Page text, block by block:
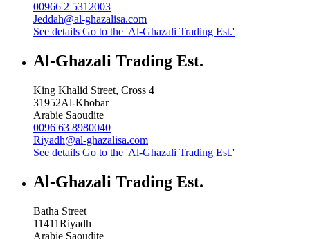
00966 2 5312003
Jeddah@al-ghazalisa.com
See details Go to the 'Al-Ghazali Trading Est.'
Al-Ghazali Trading Est.
King Khalid Street, Cross 4
31952Al-Khobar
Arabie Saoudite
0096 63 8980040
Riyadh@al-ghazalisa.com
See details Go to the 'Al-Ghazali Trading Est.'
Al-Ghazali Trading Est.
Batha Street
11411Riyadh
Arabie Saoudite